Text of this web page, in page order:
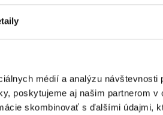
médií a analýzu návštevnosti
poskytujeme aj našim partnerom v
skombinovať s ďalšími údajmi,
Spolupráca
a dvor Vlkolínec